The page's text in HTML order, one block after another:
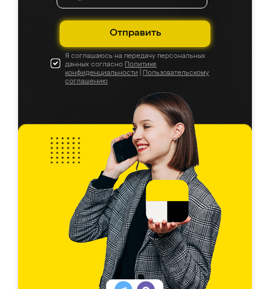
Отправить
Я соглашаюсь на передачу персональных
данных согласно Политике
конфиденциальности
Пользовательскому
соглашению